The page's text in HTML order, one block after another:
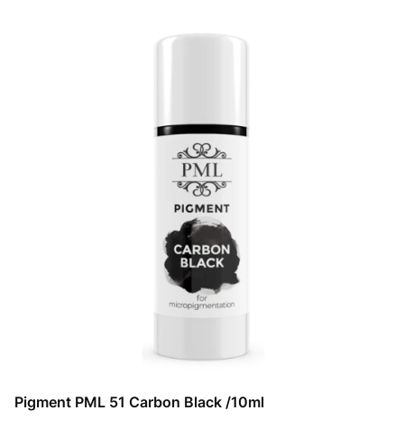
Pigment PML 51 Carbon Black /10ml